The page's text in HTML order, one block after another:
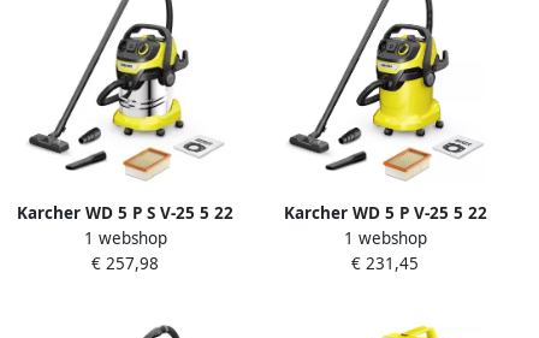
Karcher WD 5 P S V-25 5 22
Nat- en droogstofzuiger
1.628-357.0
1 webshop
€ 257,98
Karcher WD 5 P V-25 5 22
Nat- en droogstofzuiger
1.628-307.0
1 webshop
€ 231,45